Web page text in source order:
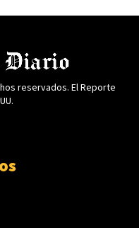
reservados. El Reporte